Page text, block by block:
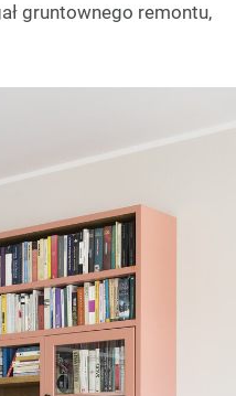
gruntownego remontu,